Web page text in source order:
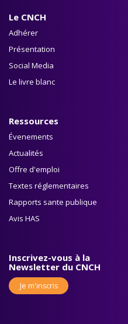
Le CNCH
Adhérer
Présentation
Social Media
Le livre blanc
Ressources
Évenements
Actualités
Offre d'emploi
Textes réglementaires
Rapports sante publique
Avis HAS
Inscrivez-vous à la
Newsletter du CNCH
Je m'inscris